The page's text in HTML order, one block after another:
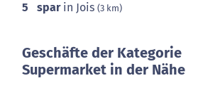
5 sparin Jois (3 km)
Geschäfte der Kategorie
Supermarket in der Nähe